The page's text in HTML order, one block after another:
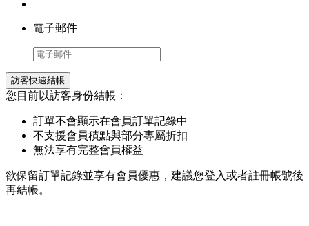
電子郵件
訪客快速結帳
您目前以訪客身份結帳：
訂單不會顯示在會員訂單記錄中
不支援會員積點與部分專屬折扣
無法享有完整會員權益
欲保留訂單記錄並享有會員優惠，建議您登入或者註冊帳號後
再結帳。